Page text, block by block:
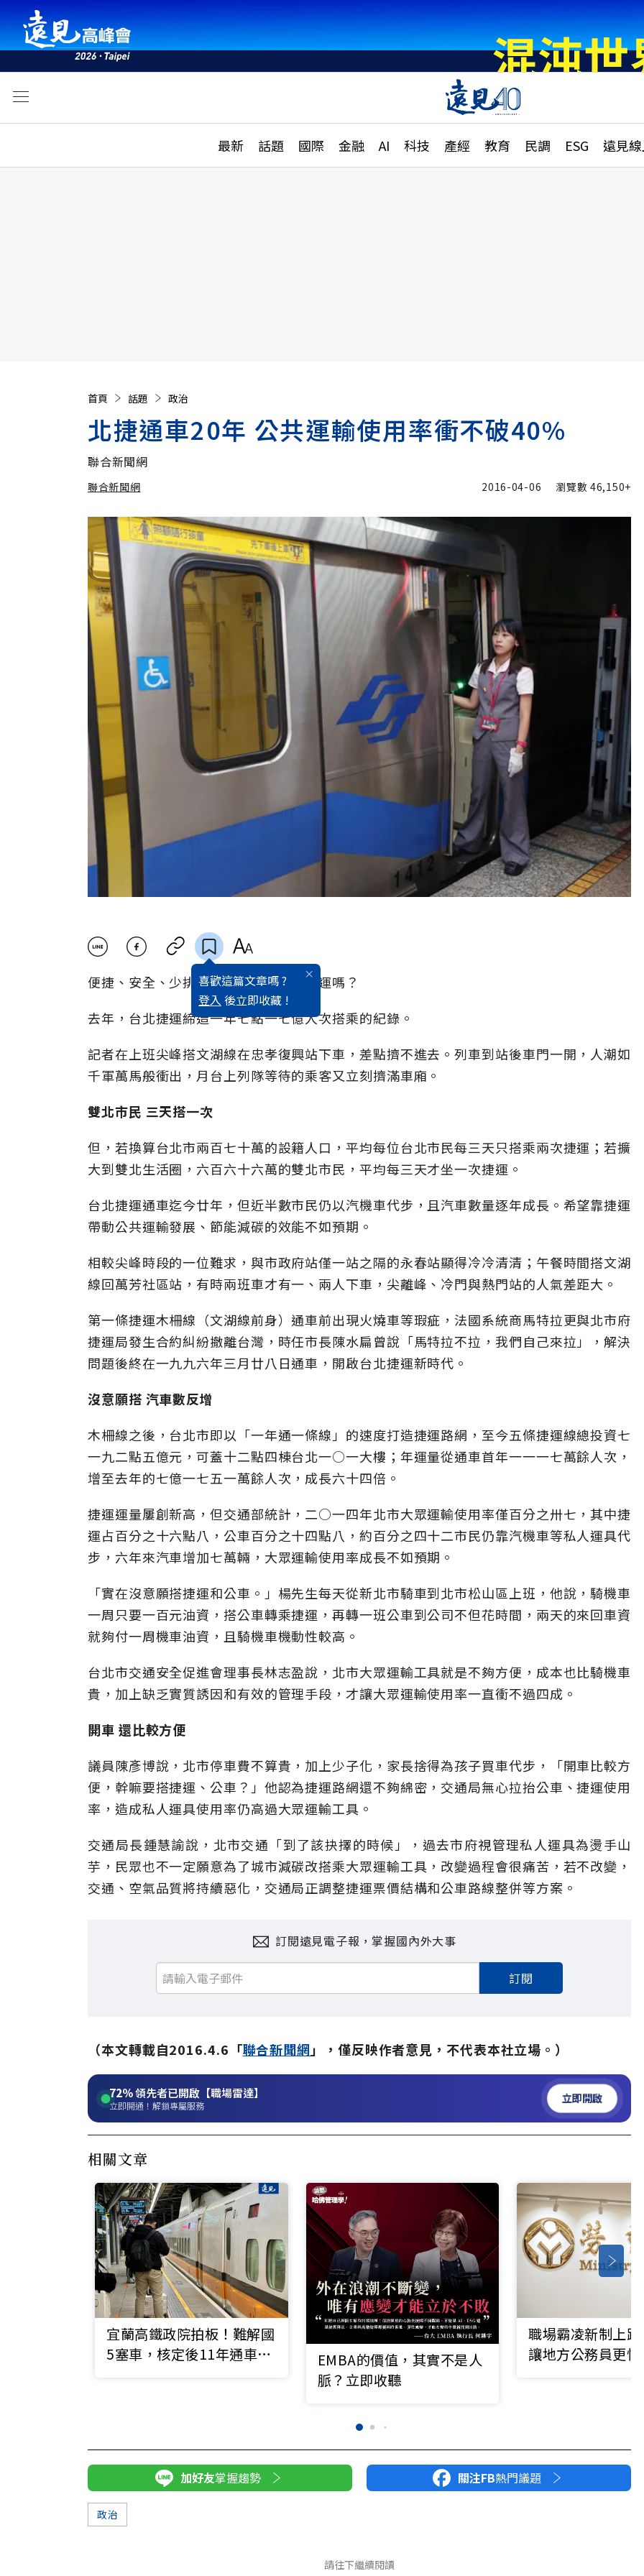
最新 話題 國際 金融 AI 科技 產經 教育 民調 ESG 遠見
活動
話題
國際
特輯
大學升學、職涯攻略
縣市施政調查全解析
首頁 話題 政治
北捷通車20年 公共運輸使用率衝不破40%
聯合新聞網
聯合新聞網
聯合新聞網 加入追蹤
2016-04-06 瀏覽數46,150+
喜歡這篇文章嗎 ?
登入 後立即收藏 !
便捷、安全、少排碳，但，你喜歡搭捷運嗎？
去年，台北捷運締造一年七點一七億人次搭乘的紀錄。
記者在上班尖峰搭文湖線在忠孝復興站下車，差點擠不進去。列車到站後車門一開，人潮如
千軍萬馬般衝出，月台上列隊等待的乘客又立刻擠滿車廂。
雙北市民 三天搭一次
但，若換算台北市兩百七十萬的設籍人口，平均每位台北市民每三天只搭乘兩次捷運；若擴
大到雙北生活圈，六百六十六萬的雙北市民，平均每三天才坐一次捷運。
台北捷運通車迄今廿年，但近半數市民仍以汽機車代步，且汽車數量逐年成長。希望靠捷運
帶動公共運輸發展、節能減碳的效能不如預期。
相較尖峰時段的一位難求，與市政府站僅一站之隔的永春站顯得冷冷清清；午餐時間搭文湖
線回萬芳社區站，有時兩班車才有一、兩人下車，尖離峰、冷門與熱門站的人氣差距大。
第一條捷運木柵線（文湖線前身）通車前出現火燒車等瑕疵，法國系統商馬特拉更與北市府
捷運局發生合約糾紛撤離台灣，時任市長陳水扁曾說「馬特拉不拉，我們自己來拉」，解決
問題後終在一九九六年三月廿八日通車，開啟台北捷運新時代。
沒意願搭 汽車數反增
木柵線之後，台北市即以「一年通一條線」的速度打造捷運路網，至今五條捷運線總投資七
一九二點五億元，可蓋十二點四棟台北一○一大樓；年運量從通車首年一一一七萬餘人次，
增至去年的七億一七五一萬餘人次，成長六十四倍。
捷運運量屢創新高，但交通部統計，二○一四年北市大眾運輸使用率僅百分之卅七，其中捷
運占百分之十六點八，公車百分之十四點八，約百分之四十二市民仍靠汽機車等私人運具代
步，六年來汽車增加七萬輛，大眾運輸使用率成長不如預期。
「實在沒意願搭捷運和公車。」楊先生每天從新北市騎車到北市松山區上班，他說，騎機車
一周只要一百元油資，搭公車轉乘捷運，再轉一班公車到公司不但花時間，兩天的來回車資
就夠付一周機車油資，且騎機車機動性較高。
台北市交通安全促進會理事長林志盈說，北市大眾運輸工具就是不夠方便，成本也比騎機車
貴，加上缺乏實質誘因和有效的管理手段，才讓大眾運輸使用率一直衝不過四成。
開車 還比較方便
議員陳彥博說，北市停車費不算貴，加上少子化，家長捨得為孩子買車代步，「開車比較方
便，幹嘛要搭捷運、公車？」他認為捷運路網還不夠綿密，交通局無心拉抬公車、捷運使用
率，造成私人運具使用率仍高過大眾運輸工具。
交通局長鍾慧諭說，北市交通「到了該抉擇的時候」，過去市府視管理私人運具為燙手山
芋，民眾也不一定願意為了城市減碳改搭乘大眾運輸工具，改變過程會很痛苦，若不改變，
交通、空氣品質將持續惡化，交通局正調整捷運票價結構和公車路線整併等方案。
訂閱遠見電子報，掌握國內外大事
訂閱
（本文轉載自2016.4.6「聯合新聞網 」，僅反映作者意見，不代表本社立場。）
72%領先者已開啟【職場雷達】
立即開通！解鎖專屬服務
立即開啟
相關文章
宜蘭高鐵政院拍板！難解國
5塞車，核定後11年通車？
EMBA的價值，其實不是人
脈？立即收聽
職場霸凌新制上
讓地方公務員更
加好友掌握趨勢 關注FB熱門議題
政治
請往下繼續閱讀